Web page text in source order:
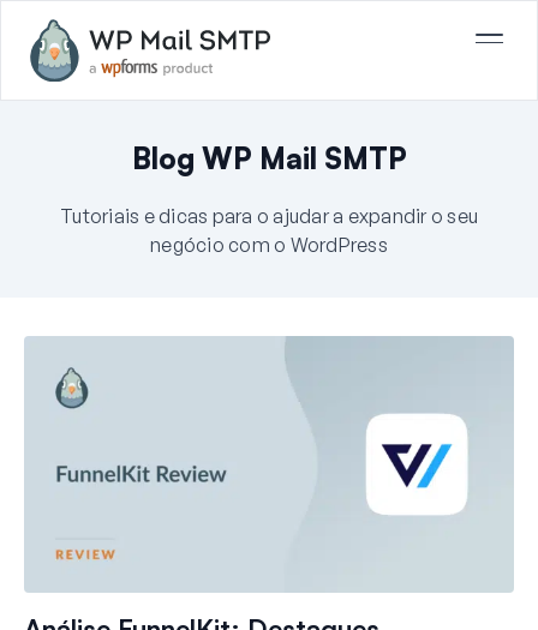
Blog WP Mail SMTP
Tutoriais e dicas para o ajudar a expandir o seu
negócio com o WordPress